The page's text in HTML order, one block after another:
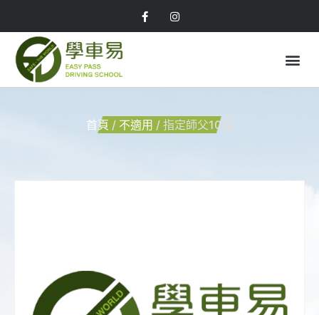
首頁 / 不適用 / 指定師父10課